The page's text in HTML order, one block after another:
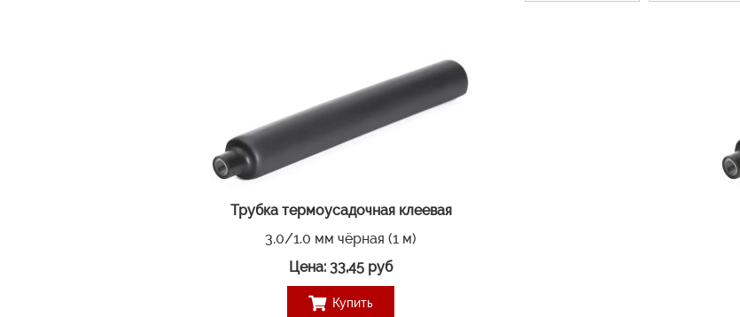
Трубка термоусадочная клеевая
3.0/1.0 мм чёрная (1 м)
Цена: 33,45 руб
Купить